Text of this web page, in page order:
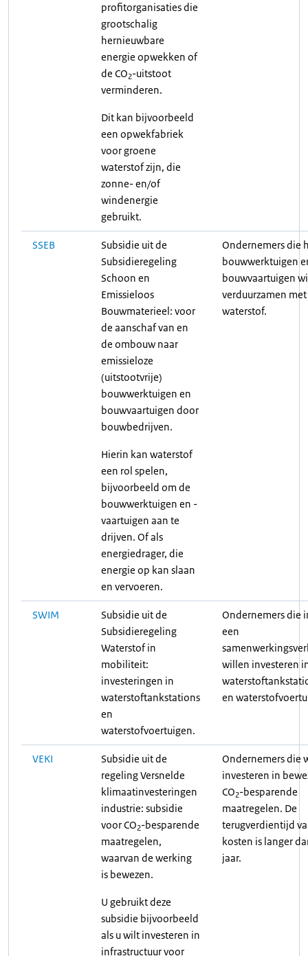
profitorganisaties die
grootschalig
hernieuwbare
energie opwekken of
de CO2-uitstoot
verminderen.
Dit kan bijvoorbeeld
een opwekfabriek
voor groene
waterstof zijn, die
zonne- en/of
windenergie
gebruikt.
SSEB
Subsidie uit de
Subsidieregeling
Schoon en
Emissieloos
Bouwmaterieel: voor
de aanschaf van en
de ombouw naar
emissieloze
(uitstootvrije)
bouwwerktuigen en
bouwvaartuigen door
bouwbedrijven.
Hierin kan waterstof
een rol spelen,
bijvoorbeeld om de
bouwwerktuigen en -
vaartuigen aan te
drijven. Of als
energiedrager, die
energie op kan slaan
en vervoeren.
Ondernemers die
bouwwerktuigen
bouwvaartuigen
verduurzamen met
waterstof.
SWIM
Subsidie uit de
Subsidieregeling
Waterstof in
mobiliteit:
investeringen in
waterstoftankstations
en
waterstofvoertuigen.
Ondernemers die
een
willen investeren
en
VEKI
Subsidie uit de
regeling Versnelde
klimaatinvesteringen
industrie: subsidie
voor CO2-besparende
maatregelen,
waarvan de werking
is bewezen.
U gebruikt deze
subsidie bijvoorbeeld
als u wilt investeren in
infrastructuur voor
Ondernemers die
investeren in
CO2-besparende
maatregelen. De
terugverdientijd
kosten is langer
jaar.